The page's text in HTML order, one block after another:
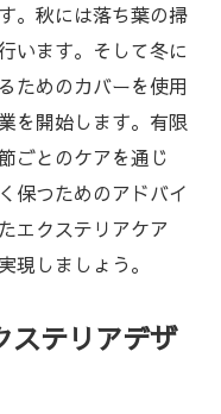
。秋には落ち葉の掃
います。そして冬に
ためのカバーを使用
を開始します。有限
ごとのケアを通じ
保つためのアドバイ
エクステリアケア
現しましょう。
ステリアデザ